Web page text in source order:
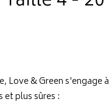
Love & Green s'engage à
plus sûres :